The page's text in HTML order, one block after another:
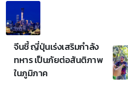
จีนชี้ ญี่ปุ่นเร่งเสริมกำลัง
ทหาร เป็นภัยต่อสันติภาพ
ในภูมิภาค